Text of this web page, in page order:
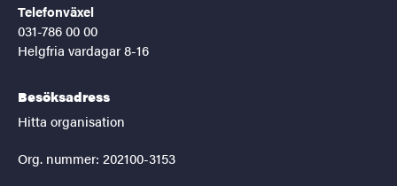
Telefonväxel
031-786 00 00
Helgfria vardagar 8-16
Besöksadress
Hitta organisation
Org. nummer: 202100-3153